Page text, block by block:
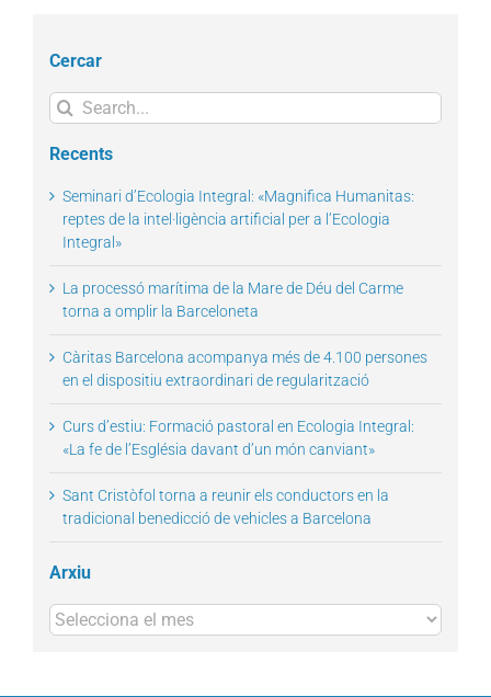
Cercar
Search
for:
Recents
Seminari d’Ecologia Integral: «Magnifica Humanitas:
reptes de la intel·ligència artificial per a l’Ecologia
Integral»
La processó marítima de la Mare de Déu del Carme
torna a omplir la Barceloneta
Càritas Barcelona acompanya més de 4.100 persones
en el dispositiu extraordinari de regularització
Curs d’estiu: Formació pastoral en Ecologia Integral:
«La fe de l’Església davant d’un món canviant»
Sant Cristòfol torna a reunir els conductors en la
tradicional benedicció de vehicles a Barcelona
Arxiu
Arxius